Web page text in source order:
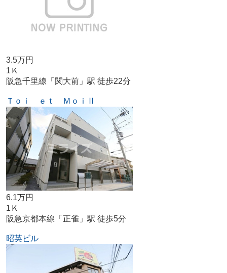
3.5万円
1Ｋ
阪急千里線「関大前」駅 徒歩22分
Ｔｏｉ ｅｔ ＭｏｉⅡ
6.1万円
1Ｋ
阪急京都本線「正雀」駅 徒歩5分
昭英ビル